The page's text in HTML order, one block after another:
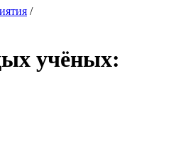
/
учёных: